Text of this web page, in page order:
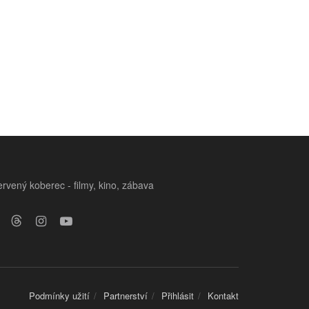
koberec - filmy, kino, zábava
Podmínky užití Partnerství Přihlásit Kontakt